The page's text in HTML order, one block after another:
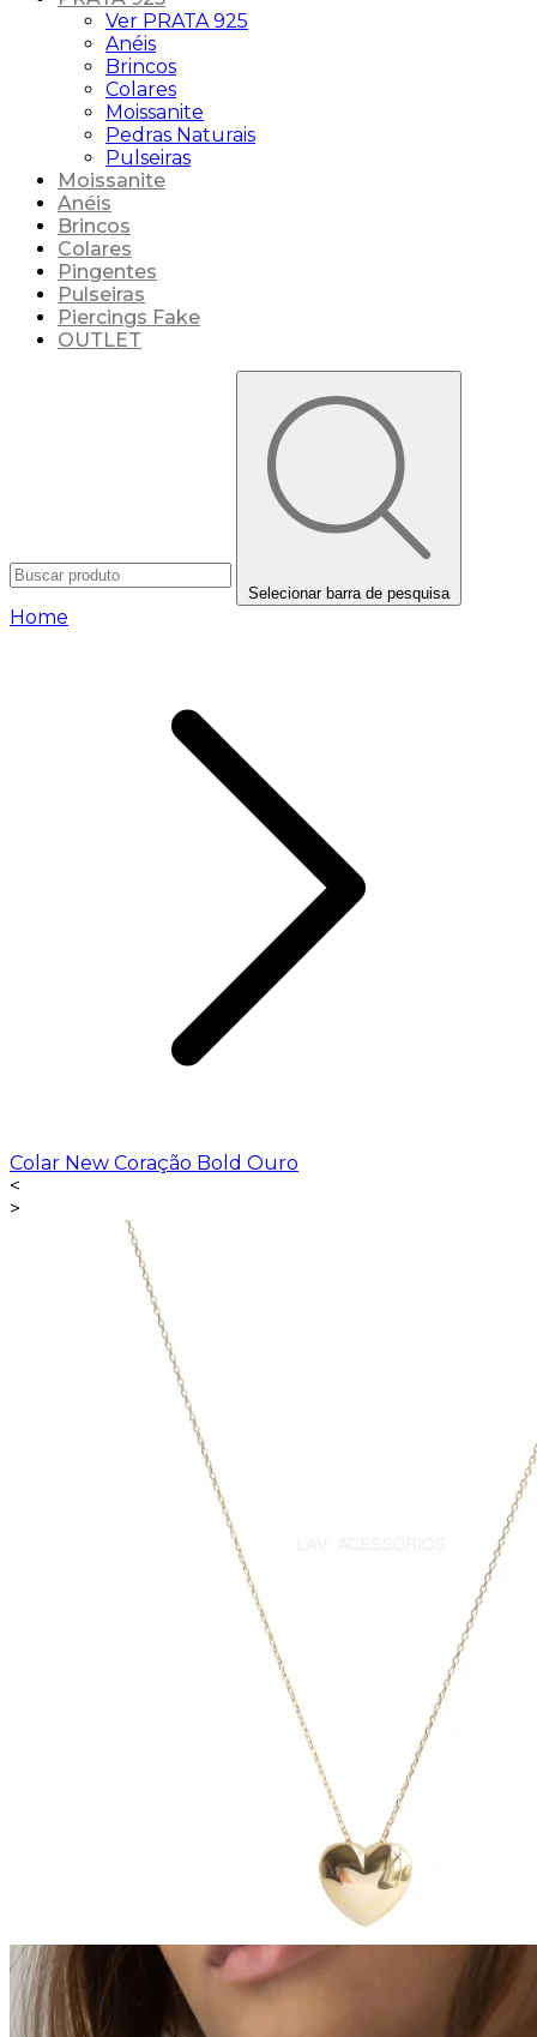
Ver PRATA 925
Anéis
Brincos
Colares
Moissanite
Pedras Naturais
Pulseiras
Moissanite
Anéis
Brincos
Colares
Pingentes
Pulseiras
Piercings Fake
OUTLET
Selecionar barra de pesquisa
Home
Colar New Coração Bold Ouro
<
>